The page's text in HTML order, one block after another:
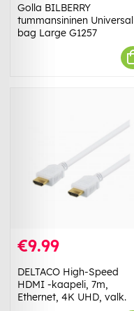
Golla BILBERRY
tummansininen Universal
bag Large G1257
€9.99
DELTACO High-Speed
HDMI -kaapeli, 7m,
Ethernet, 4K UHD, valk.